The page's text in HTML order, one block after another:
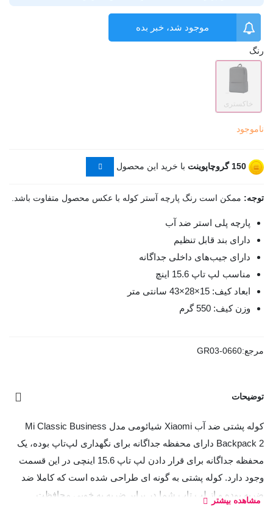
موجود شد، خبر بده
رنگ
خاکستری
ناموجود
150 گروچاپوینت با خرید این محصول
توجه: ممکن است رنگ پارچه آستر کوله با عکس محصول متفاوت باشد.
پارچه پلی استر ضد آب
دارای بند قابل تنظیم
دارای جیب‌های داخلی جداگانه
مناسب لپ تاپ 15.6 اینچ
ابعاد کیف: 15×28×43 سانتی متر
وزن کیف: 550 گرم
مرجع:GR03-0660
توضیحات
کوله پشتی ضد آب Xiaomi شیائومی مدل Mi Classic Business
Backpack 2 دارای محفظه جداگانه برای نگهداری لپ‌تاپ بوده، یک
محفظه جداگانه برای قرار دادن لپ تاپ 15.6 اینچی در این قسمت
وجود دارد. کوله پشتی به گونه ای طراحی شده است که کاملا ضد
ضربه بوده و از لپ تاپ شما در برابر ضربه به خوبی محافظت
مشاهده بیشتر